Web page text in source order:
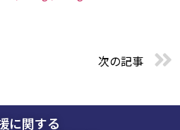
次の記事
に関する